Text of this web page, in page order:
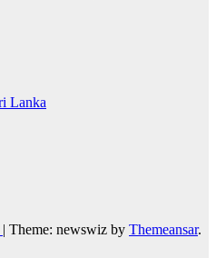
| Theme: newswiz by Themeansar.